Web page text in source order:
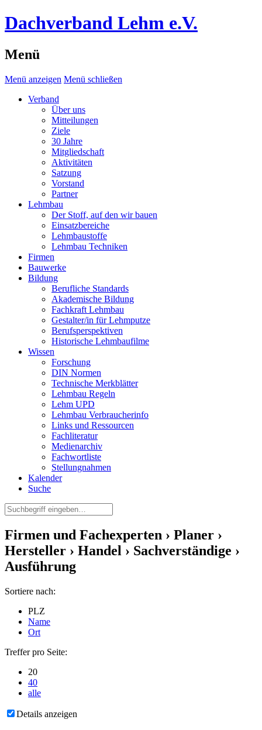
Dachverband Lehm e.V.
Menü
Menü anzeigen Menü schließen
Verband
Über uns
Mitteilungen
Ziele
30 Jahre
Mitgliedschaft
Aktivitäten
Satzung
Vorstand
Partner
Lehmbau
Der Stoff, auf den wir bauen
Einsatzbereiche
Lehmbaustoffe
Lehmbau Techniken
Firmen
Bauwerke
Bildung
Berufliche Standards
Akademische Bildung
Fachkraft Lehmbau
Gestalter/in für Lehmputze
Berufsperspektiven
Historische Lehmbaufilme
Wissen
Forschung
DIN Normen
Technische Merkblätter
Lehmbau Regeln
Lehm UPD
Lehmbau Verbraucherinfo
Links und Ressourcen
Fachliteratur
Medienarchiv
Fachwortliste
Stellungnahmen
Kalender
Suche
Firmen und Fachexperten › Planer ›
Hersteller › Handel › Sachverständige ›
Ausführung
Sortiere nach:
PLZ
Name
Ort
Treffer pro Seite:
20
40
alle
Details anzeigen